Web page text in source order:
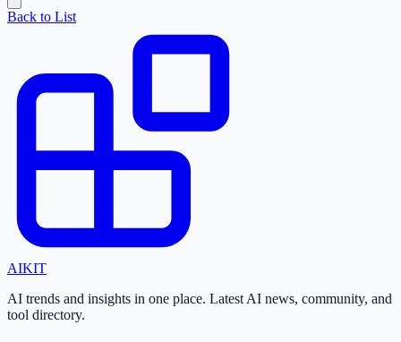
Back to List
AIKIT
AI trends and insights in one place. Latest AI news, community, and
tool directory.